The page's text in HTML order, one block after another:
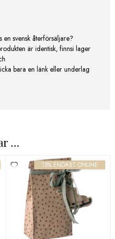
svensk återförsäljare?
är identisk, finnsi lager
bara en länk eller underlag
…
15% ENDAST ONLINE